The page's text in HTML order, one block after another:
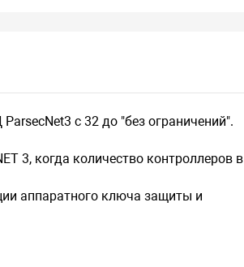
с 32 до "без ограничений".
3, когда количество контроллеров в
аппаратного ключа защиты и